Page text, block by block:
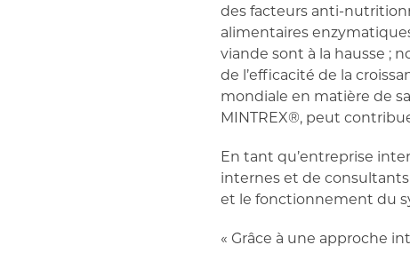
des facteurs anti-
alimentaires
viande sont à la hausse ;
de l’efficacité de la
mondiale en matière de
MINTREX®, peut
En tant qu’entreprise
internes et de
et le fonctionnement du
« Grâce à une approche